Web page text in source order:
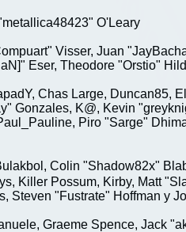
O'Leary
Visser, Juan
Eser, Theodore "Orstio"
Chas Large, Duncan85,
Gonzales, K@, Kevin
Piro "Sarge"
Colin "Shadow82x"
Killer Possum, Kirby, Matt
Steven "Fustrate" Hoffman y
Graeme Spence, Jack